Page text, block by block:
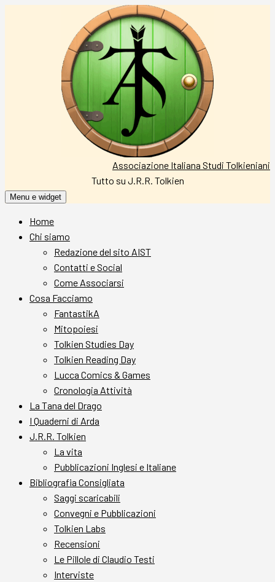
Associazione Italiana Studi Tolkieniani
Tutto su J.R.R. Tolkien
Menu e widget
Home
Chi siamo
Redazione del sito AIST
Contatti e Social
Come Associarsi
Cosa Facciamo
FantastikA
Mitopoiesi
Tolkien Studies Day
Tolkien Reading Day
Lucca Comics & Games
Cronologia Attività
La Tana del Drago
I Quaderni di Arda
J.R.R. Tolkien
La vita
Pubblicazioni Inglesi e Italiane
Bibliografia Consigliata
Saggi scaricabili
Convegni e Pubblicazioni
Tolkien Labs
Recensioni
Le Pillole di Claudio Testi
Interviste